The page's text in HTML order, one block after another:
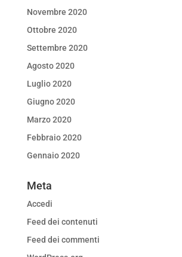
Novembre 2020
Ottobre 2020
Settembre 2020
Agosto 2020
Luglio 2020
Giugno 2020
Marzo 2020
Febbraio 2020
Gennaio 2020
Meta
Accedi
Feed dei contenuti
Feed dei commenti